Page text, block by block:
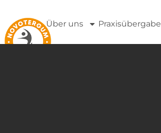
Über uns Praxisübergabe